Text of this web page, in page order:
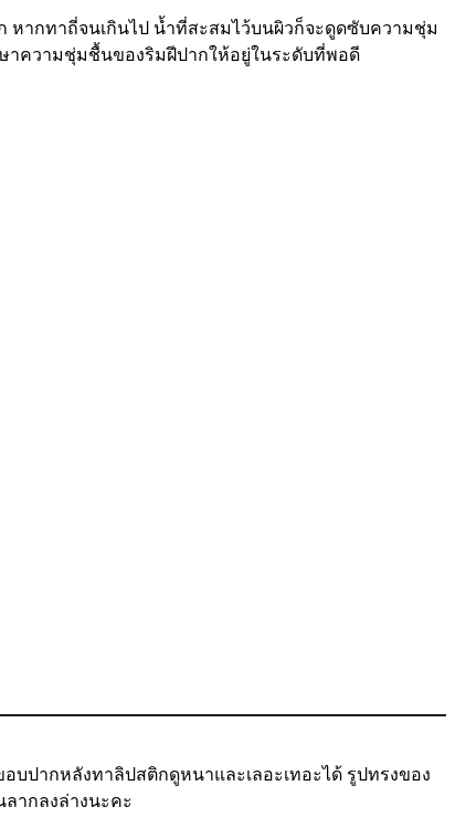
ากทาถี่จนเกินไป น้ำที่สะสมไว้บนผิวก็จะดูดซับความชุ่ม
าความชุ่มชื้นของริมฝีปากให้อยู่ในระดับที่พอดี
ปากหลังทาลิปสติกดูหนาและเลอะเทอะได้ รูปทรงของ
ากลงล่างนะคะ